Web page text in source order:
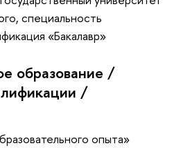
специальность
«Бакалавр»
образование /
/
опыта»